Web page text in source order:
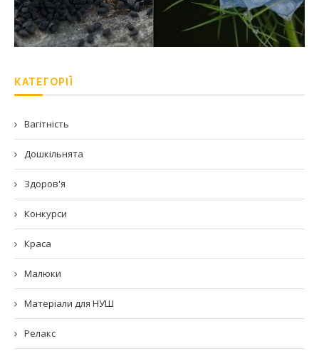
КАТЕГОРІЇ
Вагітність
Дошкільнята
Здоров'я
Конкурси
Краса
Малюки
Матеріали для НУШ
Релакс